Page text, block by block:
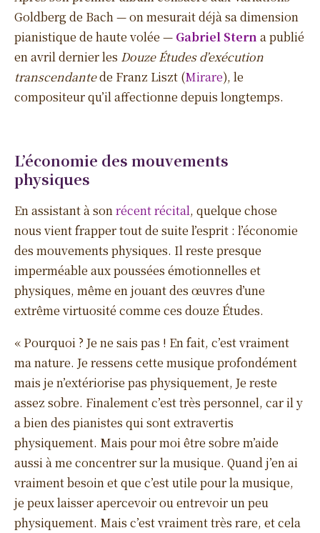
Goldberg de Bach — on mesurait déjà sa dimension
pianistique de haute volée — Gabriel Stern a publié
en avril dernier les Douze Études d’exécution
transcendantede Franz Liszt (Mirare), le
compositeur qu’il affectionne depuis longtemps.
L’économie des mouvements
physiques
En assistant à son récent récital, quelque chose
nous vient frapper tout de suite l’esprit : l’économie
des mouvements physiques. Il reste presque
imperméable aux poussées émotionnelles et
physiques, même en jouant des œuvres d’une
extrême virtuosité comme ces douze Études.
« Pourquoi ? Je ne sais pas ! En fait, c’est vraiment
ma nature. Je ressens cette musique profondément
mais je n’extériorise pas physiquement, Je reste
assez sobre. Finalement c’est très personnel, car il y
a bien des pianistes qui sont extravertis
physiquement. Mais pour moi être sobre m’aide
aussi à me concentrer sur la musique. Quand j’en ai
vraiment besoin et que c’est utile pour la musique,
je peux laisser apercevoir ou entrevoir un peu
physiquement. Mais c’est vraiment très rare, et cela